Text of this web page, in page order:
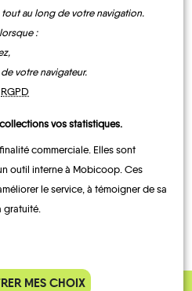
?
au long de votre navigation.
:
votre navigateur.
RGPD
vos statistiques.
commerciale. Elles sont
outil interne à Mobicoop. Ces
le service, à témoigner de sa
gratuité.
MES CHOIX